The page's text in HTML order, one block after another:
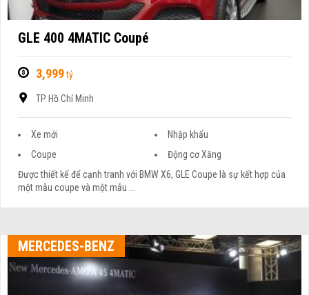
GLE 400 4MATIC Coupé
3,999tỷ
TP Hồ Chí Minh
Xe mới
Nhập khẩu
Coupe
Động cơ Xăng
Được thiết kế để cạnh tranh với BMW X6, GLE Coupe là sự kết hợp của
một mẫu coupe và một mẫu ...
MERCEDES-BENZ